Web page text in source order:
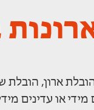
הובלת ארון,
מידי או